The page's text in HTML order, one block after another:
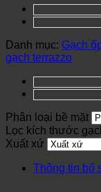
Danh mục: Gạch
gạch terrazzo
Phân loại bề mặt
Lọc kích thước
Xuất xứ
Thông tin bổ